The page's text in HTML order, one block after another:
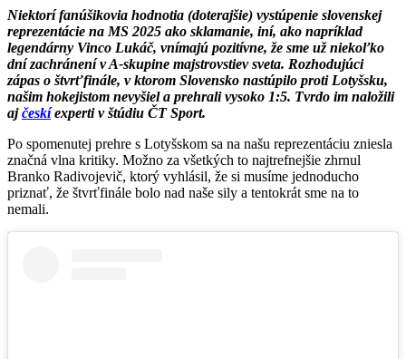
Niektorí fanúšikovia hodnotia (doterajšie) vystúpenie slovenskej
reprezentácie na MS 2025 ako sklamanie, iní, ako napríklad
legendárny Vinco Lukáč, vnímajú pozitívne, že sme už niekoľko
dní zachránení v A-skupine majstrovstiev sveta. Rozhodujúci
zápas o štvrťfinále, v ktorom Slovensko nastúpilo proti Lotyšsku,
našim hokejistom nevyšiel a prehrali vysoko 1:5. Tvrdo im naložili
ajčeskíexperti v štúdiu ČT Sport.
Po spomenutej prehre s Lotyšskom sa na našu reprezentáciu zniesla
značná vlna kritiky. Možno za všetkých to najtrefnejšie zhrnul
Branko Radivojevič, ktorý vyhlásil, že si musíme jednoducho
priznať, že štvrťfinále bolo nad naše sily a tentokrát sme na to
nemali.